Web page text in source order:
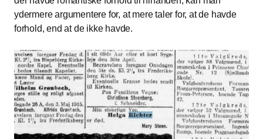
ydermere argumentere for, at mere taler for, at de havde
forhold, end at de ikke havde.